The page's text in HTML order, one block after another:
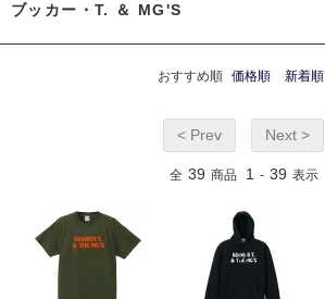
ブッカー・T. ＆ MG'S
おすすめ順 価格順 新着順
< Prev Next >
全 39 商品 1 - 39 表示